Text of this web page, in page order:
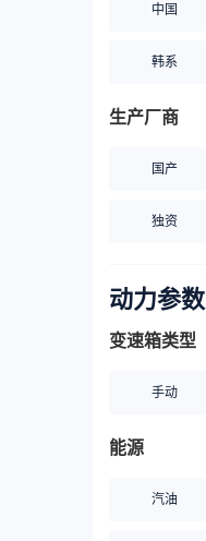
中国
韩系
生产厂商
国产
独资
动力参数
变速箱类型
手动
能源
汽油